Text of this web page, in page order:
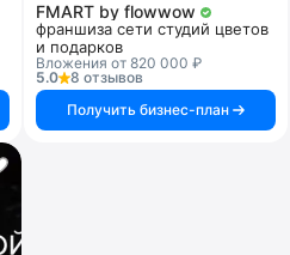
FMART by flowwow
франшиза сети студий цветов
и подарков
Вложения от 820 000 ₽
5.0
8 отзывов
Получить бизнес-план